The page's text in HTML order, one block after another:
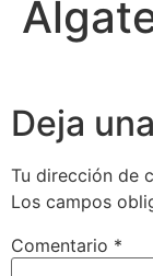
Deja
Tu dirección de
Los campos
Comentario *